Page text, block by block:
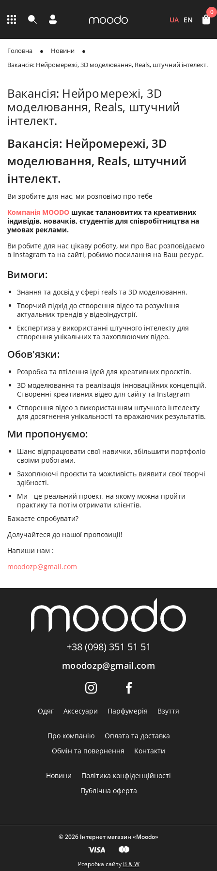
UA EN
0
Головна
Новини
Вакансія: Нейромережі, 3D моделювання, Reals, штучний інтелект.
Вакансія: Нейромережі, 3D
моделювання, Reals, штучний
інтелект.
Вакансія: Нейромережі, 3D
моделювання, Reals, штучний
інтелект.
Ви зробите для нас, ми розповімо про тебе
Компанія MOODO шукає талановитих та креативних
індивідів, новачків, студентів для співробітництва на
умовах реклами.
Ви робите для нас цікаву роботу, ми про Вас розповідаємо
в Instagram та на сайті, робимо посилання на Ваш ресурс.
Вимоги:
Знання та досвід у сфері reals та 3D моделювання.
Творчий підхід до створення відео та розуміння
актуальних трендів у відеоіндустрії.
Експертиза у використанні штучного інтелекту для
створення унікальних та захоплюючих відео.
Обов'язки:
Розробка та втілення ідей для креативних проєктів.
3D моделювання та реалізація інноваційних концепцій.
Створенні креативних відео для сайту та Instagram
Створення відео з використанням штучного інтелекту
для досягнення унікальності та вражаючих результатів.
Ми пропонуємо:
Шанс відпрацювати свої навички, збільшити портфоліо
своїми роботами.
Захоплюючі проєкти та можливість виявити свої творчі
здібності.
Ми - це реальний проект, на якому можна пройти
практику та потім отримати клієнтів.
Бажаєте спробувати?
Долучайтеся до нашої пропозиціі!
Напиши нам :
moodozp@gmail.com
+38 (098) 351 51 51
moodozp@gmail.com
Одяг Аксесуари Парфумерія Взуття
Про компанію
Оплата та доставка
Обмін та повернення
Контакти
Новини
Політика конфіденційності
Публічна оферта
Розробка сайту B & W
© 2026 Інтернет магазин «Moodo»